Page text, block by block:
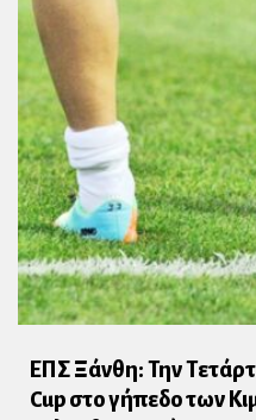
ΕΠΣ Ξάνθη: Την
Cup στο γήπεδο των